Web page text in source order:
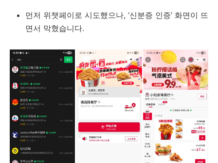
먼저 위챗페이로 시도했으나, ‘신분증 인증’ 화면이 뜨
면서 막혔습니다.